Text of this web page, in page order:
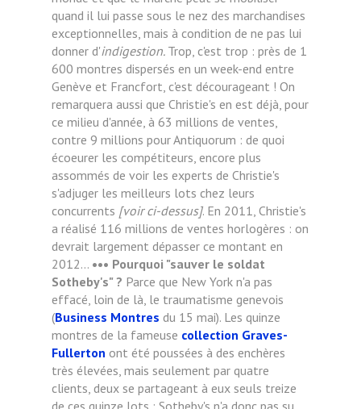
quand il lui passe sous le nez des marchandises
exceptionnelles, mais à condition de ne pas lui
donner d'indigestion. Trop, c'est trop : près de 1
600 montres dispersés en un week-end entre
Genève et Francfort, c'est décourageant ! On
remarquera aussi que Christie's en est déjà, pour
ce milieu d'année, à 63 millions de ventes,
contre 9 millions pour Antiquorum : de quoi
écoeurer les compétiteurs, encore plus
assommés de voir les experts de Christie's
s'adjuger les meilleurs lots chez leurs
concurrents [voir ci-dessus]. En 2011, Christie's
a réalisé 116 millions de ventes horlogères : on
devrait largement dépasser ce montant en
2012... ••• Pourquoi "sauver le soldat
Sotheby's" ? Parce que New York n'a pas
effacé, loin de là, le traumatisme genevois
(Business Montres du 15 mai). Les quinze
montres de la fameuse collection Graves-
Fullerton ont été poussées à des enchères
très élevées, mais seulement par quatre
clients, deux se partageant à eux seuls treize
de ces quinze lots : Sotheby's n'a donc pas su